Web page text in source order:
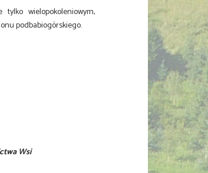
wielopokoleniowym,
podbabiogórskiego.
Wsi